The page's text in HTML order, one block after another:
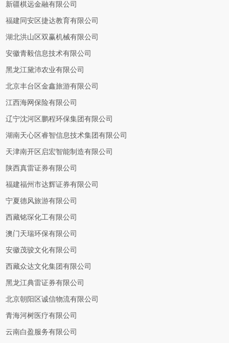
新疆棋远金融有限公司
福建同安区捷达教育有限公司
湖北洪山区双赢机械有限公司
安徽青毅信息技术有限公司
黑龙江黛沛农业有限公司
北京丰台区金鑫旅游有限公司
江西海网保险有限公司
辽宁沈河区鹏程环保集团有限公司
湖南天心区睿智信息技术集团有限公司
天津南开区启宏智能制造有限公司
陕西真雷证券有限公司
福建福州市达辉证券有限公司
宁夏德风旅游有限公司
西藏铭琛化工有限公司
澳门天瑞环保有限公司
安徽茂骏文化有限公司
西藏众达文化集团有限公司
黑龙江典雷证券有限公司
北京朝阳区诚信物流有限公司
青海河树医疗有限公司
云南白盈服务有限公司